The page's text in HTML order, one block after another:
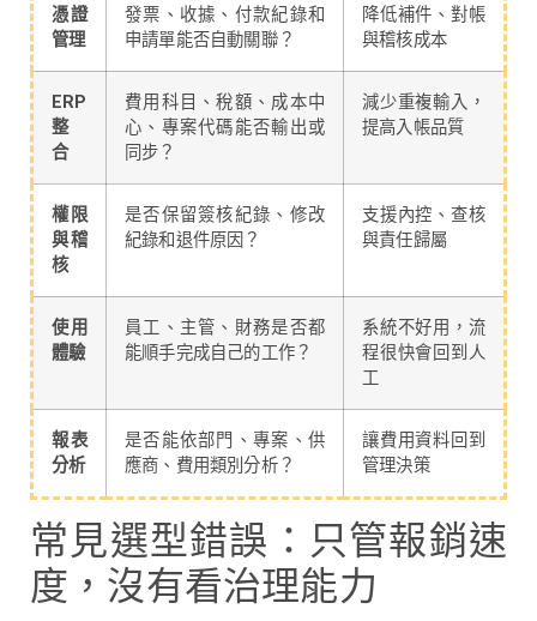
憑證
管理
發票、收據、付款紀錄和
申請單能否自動關聯？
降低補件、對帳
與稽核成本
ERP
整
合
費用科目、稅額、成本中
心、專案代碼能否輸出或
同步？
減少重複輸入，
提高入帳品質
權限
與稽
核
是否保留簽核紀錄、修改
紀錄和退件原因？
支援內控、查核
與責任歸屬
使用
體驗
員工、主管、財務是否都
能順手完成自己的工作？
系統不好用，流
程很快會回到人
工
報表
分析
是否能依部門、專案、供
應商、費用類別分析？
讓費用資料回到
管理決策
常見選型錯誤：只管報銷速
度，沒有看治理能力